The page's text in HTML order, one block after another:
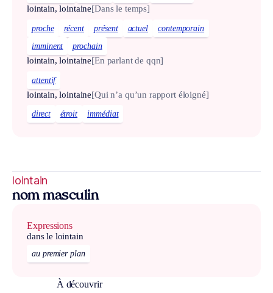
lointain, lointaine[Dans le temps]
proche récent présent actuel
contemporain
imminent
prochain
lointain, lointaine[En parlant de qqn]
attentif
lointain, lointaine[Qui n’a qu’un rapport éloigné]
direct étroit immédiat
lointain
nom masculin
Expressions
dans le lointain
au premier plan
À découvrir